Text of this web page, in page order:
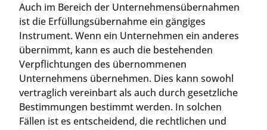
Auch im Bereich der Unternehmensübernahmen
ist die Erfüllungsübernahme ein gängiges
Instrument. Wenn ein Unternehmen ein anderes
übernimmt, kann es auch die bestehenden
Verpflichtungen des übernommenen
Unternehmens übernehmen. Dies kann sowohl
vertraglich vereinbart als auch durch gesetzliche
Bestimmungen bestimmt werden. In solchen
Fällen ist es entscheidend, die rechtlichen und